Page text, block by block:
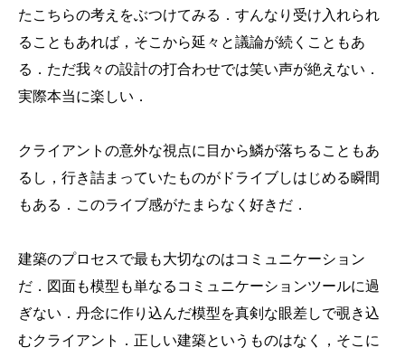
たこちらの考えをぶつけてみる．すんなり受け入れられ
ることもあれば，そこから延々と議論が続くこともあ
る．ただ我々の設計の打合わせでは笑い声が絶えない．
実際本当に楽しい．
クライアントの意外な視点に目から鱗が落ちることもあ
るし，行き詰まっていたものがドライブしはじめる瞬間
もある．このライブ感がたまらなく好きだ．
建築のプロセスで最も大切なのはコミュニケーション
だ．図面も模型も単なるコミュニケーションツールに過
ぎない．丹念に作り込んだ模型を真剣な眼差しで覗き込
むクライアント．正しい建築というものはなく，そこに